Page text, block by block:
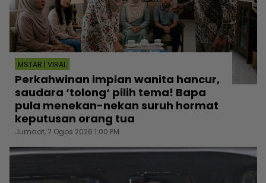
MSTAR | VIRAL
Perkahwinan impian wanita hancur,
saudara ‘tolong‘ pilih tema! Bapa
pula menekan-nekan suruh hormat
keputusan orang tua
Jumaat, 7 Ogos 2026 1:00 PM